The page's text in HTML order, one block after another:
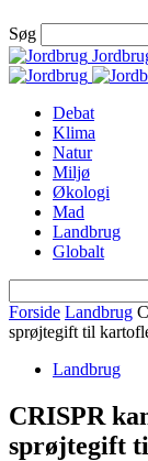
Søg
Debat
Klima
Natur
Miljø
Økologi
Mad
Landbrug
Globalt
Forside Landbrug
sprøjtegift til
Landbrug
CRISPR
sprøjtegift